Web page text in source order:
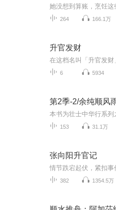
264 166.1万
升官发财
6 5934
第2季-2/余纯顺风
本书为壮士中华行系
153 31.1万
张向阳升官记
382 1354.5万